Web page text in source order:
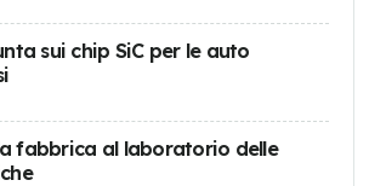
sui chip SiC per le auto
fabbrica al laboratorio delle